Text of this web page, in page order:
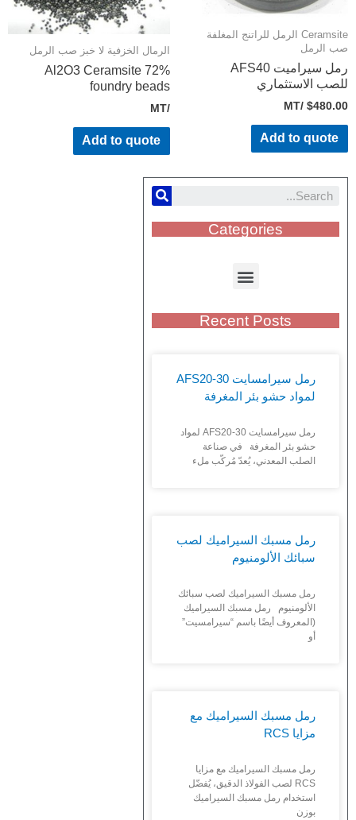
Ceramsite الرمل للراتنج المغلفة
الرمل
رمل سيراميت AFS40
الاستثماري
$
/MT
Add to quote
الرمال الخزفية لا خبز صب الرمل
72% Al2O3 Ceramsite
foundry beads
Add to quote
Categories
Recent Posts
رمل سيرامسايت AFS20-30
لمواد حشو بئر المغرفة
رمل سيرامسايت AFS20-30 لمواد
حشو بئر المغرفة في صناعة
الصلب المعدني، يُعدّ مُركّب ملء
رمل مسبك السيراميك لصب
سبائك الألومنيوم
رمل مسبك السيراميك لصب سبائك
الألومنيوم رمل مسبك السيراميك
(المعروف أيضًا باسم “سيرامسيت”
رمل مسبك السيراميك مع
مزايا RCS
رمل مسبك السيراميك مع مزايا
RCS لصب الفولاذ الدقيق، يُفضّل
استخدام رمل مسبك السيراميك
بوزن